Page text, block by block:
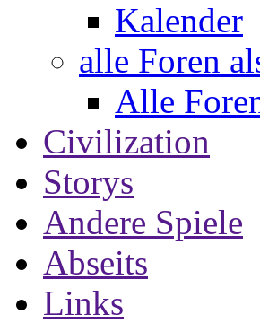
Kalender
alle Foren
Alle
Civilization
Storys
Andere Spiele
Abseits
Links